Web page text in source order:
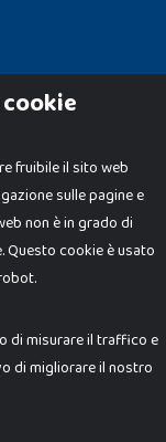
o utilizzo non
i loghi, marchi,
rispettivi titolari.
da quanto esposto in
fruibile il sito web
sulle pagine e
non è in grado di
cookie è usato
di misurare il traffico e
di migliorare il nostro